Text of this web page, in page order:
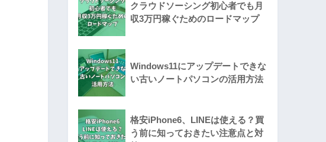
クラウドソーシング初心者でも月
収3万円稼ぐためのロードマップ
Windows11にアップデートできな
い古いノートパソコンの活用方法
格安iPhone6、LINEは使える？買
う前に知っておきたい注意点と対